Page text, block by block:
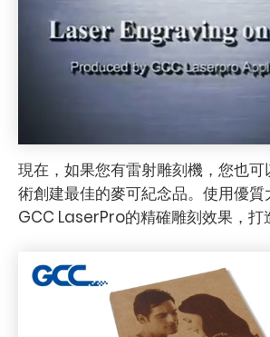
現在，如果您有雷射雕刻機，您也
術創建最佳的麥可紀念品。使用優
GCC LaserPro的精確雕刻效果，打